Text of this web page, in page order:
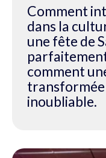
Comment
dans la
une fête de
comment
transformée
inoubliable.